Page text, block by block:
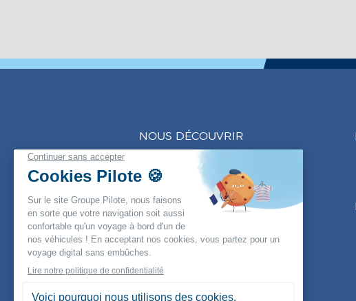
NOUS DÉCOUVRIR
En quelques chiffres
La gouvernance
NOTRE EXPERTISE
Une tradition :
l’innovation
Nos sites